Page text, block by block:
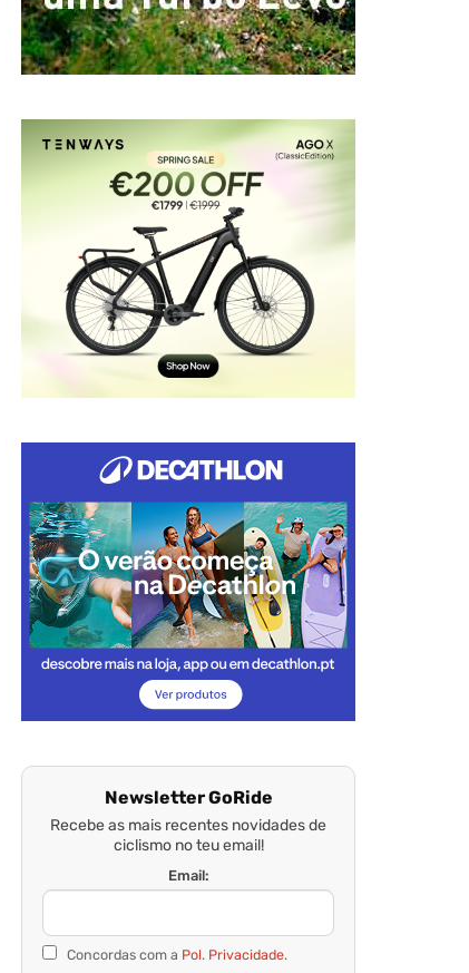
Newsletter GoRide
Recebe as mais recentes novidades de
ciclismo no teu email!
Email:
Concordas com a Pol. Privacidade.